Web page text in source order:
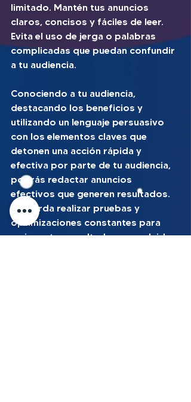
limitado. Mantén tus anuncios
claros, concisos y fáciles de leer.
Evita el uso de jerga o palabras
complicadas que puedan confundir
a tu audiencia.
Conociendo a tu audiencia,
destacando los beneficios y
utilizando un lenguaje persuasivo
con los elementos claves que
detonen una acción rápida y
efectiva por parte de tu audiencia,
podrás redactar anuncios
efectivos que generen resultados.
Recuerda realizar pruebas y
optimizaciones constantes para
mejorar tus resultados y no olvides